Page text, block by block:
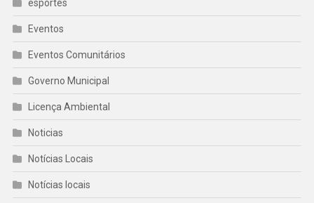
esportes
Eventos
Eventos Comunitários
Governo Municipal
Licença Ambiental
Noticias
Notícias Locais
Notícias locais